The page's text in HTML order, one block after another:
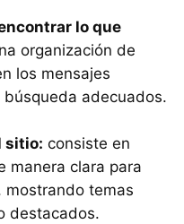
lo que
organización de
los mensajes
adecuados.
sitio: consiste en
manera clara para
mostrando temas
destacados.